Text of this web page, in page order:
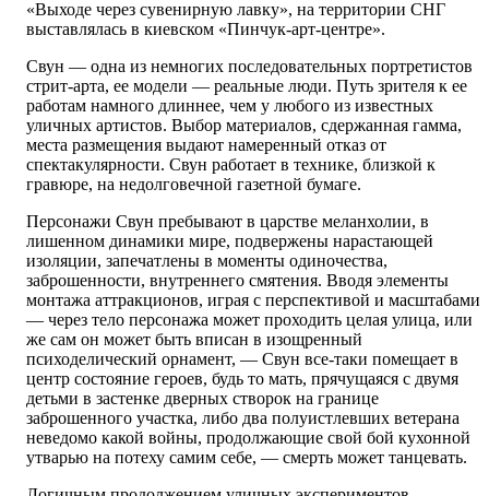
«Выходе через сувенирную лавку», на территории СНГ
выставлялась в киевском «Пинчук-арт-центре».
Свун — одна из немногих последовательных портретистов
стрит-арта, ее модели — реальные люди. Путь зрителя к ее
работам намного длиннее, чем у любого из известных
уличных артистов. Выбор материалов, сдержанная гамма,
места размещения выдают намеренный отказ от
спектакулярности. Свун работает в технике, близкой к
гравюре, на недолговечной газетной бумаге.
Персонажи Свун пребывают в царстве меланхолии, в
лишенном динамики мире, подвержены нарастающей
изоляции, запечатлены в моменты одиночества,
заброшенности, внутреннего смятения. Вводя элементы
монтажа аттракционов, играя с перспективой и масштабами
— через тело персонажа может проходить целая улица, или
же сам он может быть вписан в изощренный
психоделический орнамент, — Свун все-таки помещает в
центр состояние героев, будь то мать, прячущаяся с двумя
детьми в застенке дверных створок на границе
заброшенного участка, либо два полуистлевших ветерана
неведомо какой войны, продолжающие свой бой кухонной
утварью на потеху самим себе, — смерть может танцевать.